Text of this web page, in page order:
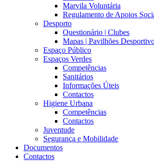
Marvila Voluntária
Regulamento de Apoios
Desporto
Questionário | Clubes
Mapas | Pavilhões
Espaço Público
Espaços Verdes
Competências
Sanitários
Informações Úteis
Contactos
Higiene Urbana
Competências
Contactos
Juventude
Segurança e Mobilidade
Documentos
Contactos